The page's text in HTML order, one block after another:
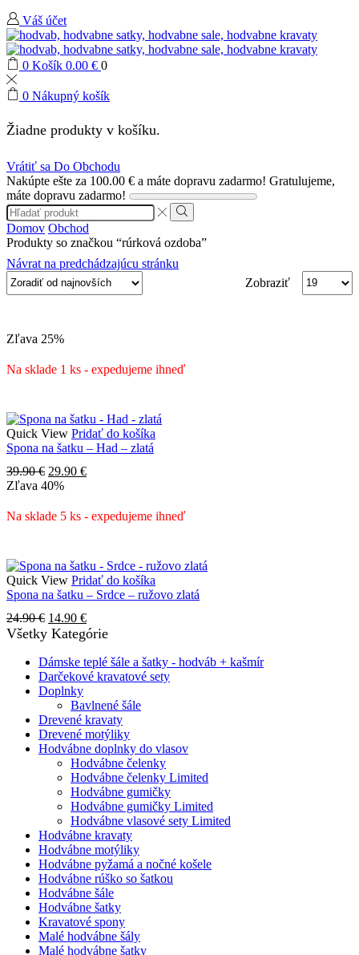
Váš účet
0 Košík 0.00 € 0
0 Nákupný košík
Žiadne produkty v košíku.
Vrátiť sa Do Obchodu
Nakúpte ešte za 100.00 € a máte dopravu zadarmo! Gratulujeme,
máte dopravu zadarmo!
Search
input
Search
Domov Obchod
Produkty so značkou “rúrková ozdoba”
Návrat na predchádzajúcu stránku
Zobraziť
Produktov
na
Zľava 25%
Na sklade 1 ks - expedujeme ihneď
Quick View Pridať do košíka
Spona na šatku – Had – zlatá
39.90€ Pôvodná
cena
39.90 €.
29.90 €Aktuálna
29.90 €.
Zľava 40%
Na sklade 5 ks - expedujeme ihneď
Quick View Pridať do košíka
Spona na šatku – Srdce – ružovo zlatá
24.90€ Pôvodná
cena
24.90 €.
14.90 €Aktuálna
cena
14.90 €.
Všetky Kategórie
Dámske teplé šále a šatky - hodváb + kašmír
Darčekové kravatové sety
Doplnky
Bavlnené šále
Drevené kravaty
Drevené motýliky
Hodvábne doplnky do vlasov
Hodvábne čelenky
Hodvábne čelenky Limited
Hodvábne gumičky
Hodvábne gumičky Limited
Hodvábne vlasové sety Limited
Hodvábne kravaty
Hodvábne motýliky
Hodvábne pyžamá a nočné košele
Hodvábne rúško so šatkou
Hodvábne šále
Hodvábne šatky
Kravatové spony
Malé hodvábne šály
Malé hodvábne šatky